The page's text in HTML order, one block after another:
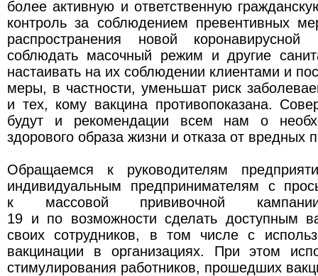
более активную и ответственную
контроль за соблюдением превентивных
распространения новой
соблюдать масочный режим и другие
настаивать на их соблюдении клиентами и
меры, в частности, уменьшат риск
и тех, кому вакцина противопоказана.
будут и рекомендации всем нам о
здорового образа жизни и отказа от вредных
Обращаемся к руководителям
индивидуальным предпринимателям с
к массовой прививочной
19 и по возможности сделать доступным
своих сотрудников, в том числе с
вакцинации в организациях. При этом
стимулирования работников, прошедших